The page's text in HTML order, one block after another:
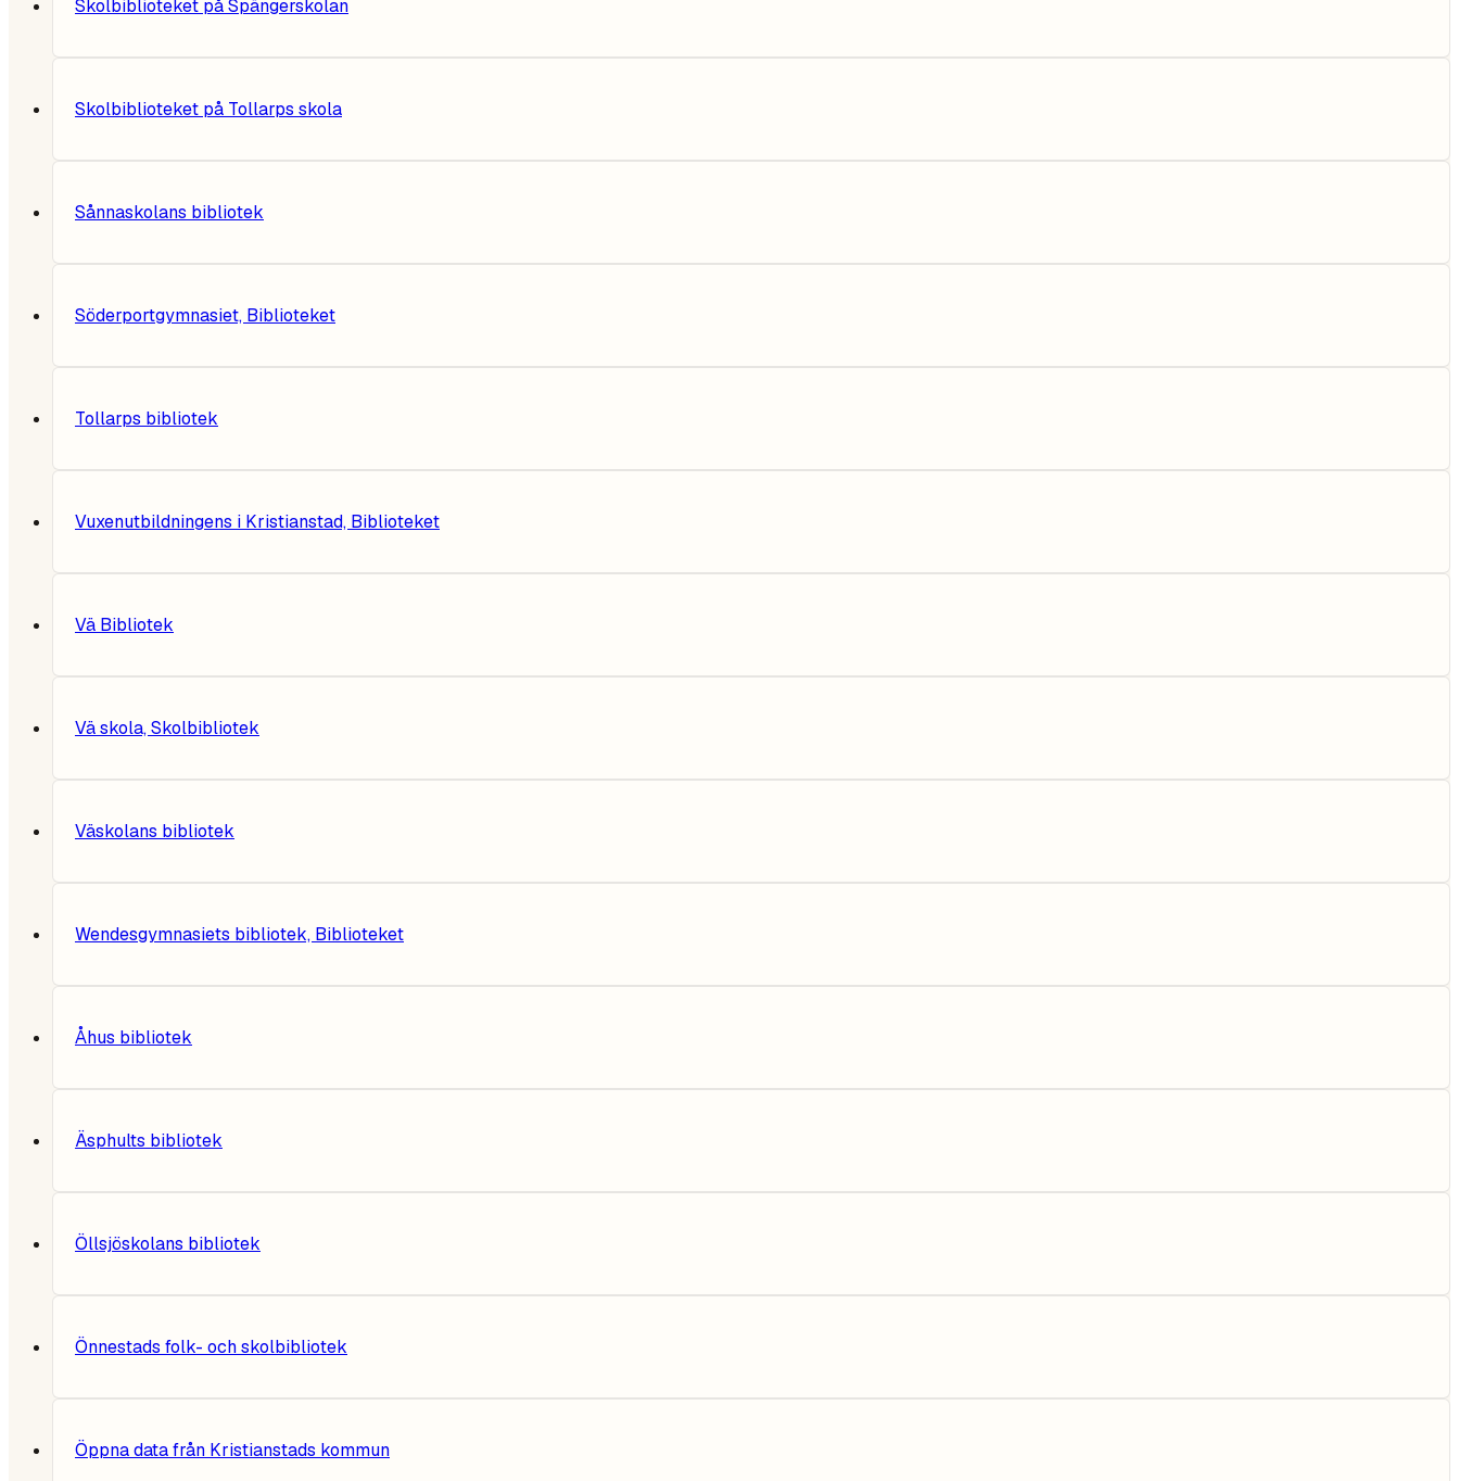
Skolbiblioteket på Spängerskolan
Skolbiblioteket på Tollarps skola
Sånnaskolans bibliotek
Söderportgymnasiet, Biblioteket
Tollarps bibliotek
Vuxenutbildningens i Kristianstad, Biblioteket
Vä Bibliotek
Vä skola, Skolbibliotek
Väskolans bibliotek
Wendesgymnasiets bibliotek, Biblioteket
Åhus bibliotek
Äsphults bibliotek
Öllsjöskolans bibliotek
Önnestads folk- och skolbibliotek
Öppna data från Kristianstads kommun